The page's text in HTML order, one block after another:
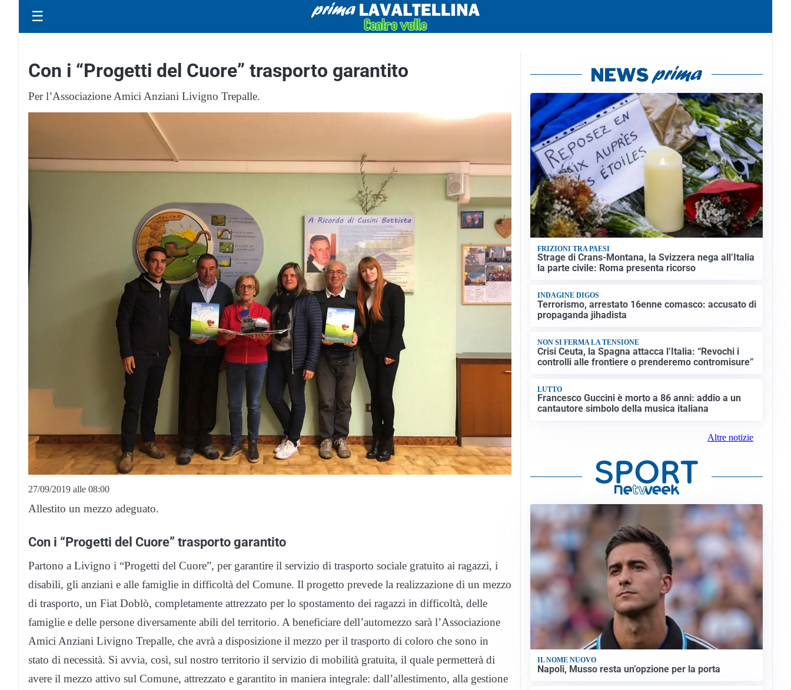
☰
Con i “Progetti del Cuore” trasporto garantito
Per l’Associazione Amici Anziani Livigno Trepalle.
27/09/2019 alle 08:00
Allestito un mezzo adeguato.
Con i “Progetti del Cuore” trasporto garantito
Partono a Livigno i “Progetti del Cuore”, per garantire il servizio di trasporto sociale gratuito ai ragazzi, i
disabili, gli anziani e alle famiglie in difficoltà del Comune. Il progetto prevede la realizzazione di un mezzo
di trasporto, un Fiat Doblò, completamente attrezzato per lo spostamento dei ragazzi in difficoltà, delle
famiglie e delle persone diversamente abili del territorio. A beneficiare dell’automezzo sarà l’Associazione
Amici Anziani Livigno Trepalle, che avrà a disposizione il mezzo per il trasporto di coloro che sono in
stato di necessità. Si avvia, così, sul nostro territorio il servizio di mobilità gratuita, il quale permetterà di
avere il mezzo attivo sul Comune, attrezzato e garantito in maniera integrale: dall’allestimento, alla gestione
FRIZIONI TRA PAESI
Strage di Crans-Montana, la Svizzera nega all’Italia
la parte civile: Roma presenta ricorso
INDAGINE DIGOS
Terrorismo, arrestato 16enne comasco: accusato di
propaganda jihadista
NON SI FERMA LA TENSIONE
Crisi Ceuta, la Spagna attacca l’Italia: “Revochi i
controlli alle frontiere o prenderemo contromisure”
LUTTO
Francesco Guccini è morto a 86 anni: addio a un
cantautore simbolo della musica italiana
Altre notizie
IL NOME NUOVO
Napoli, Musso resta un’opzione per la porta